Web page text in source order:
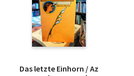
Das letzte Einhorn / Az